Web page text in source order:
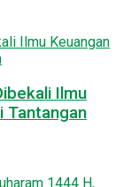
Ilmu
Tantangan